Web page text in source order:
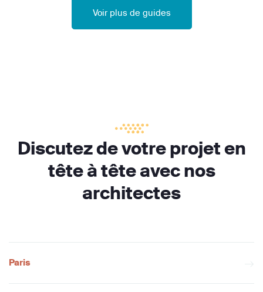
Voir plus de guides
Discutez de votre projet en
tête à tête avec nos
architectes
Paris